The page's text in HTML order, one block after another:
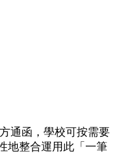
地整合運用此「一筆